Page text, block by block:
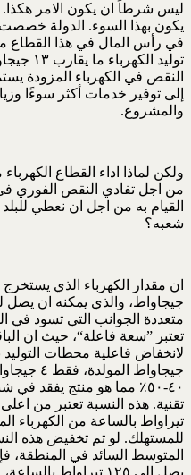
ليس شرطاً ان يكون الامر هكذا.
توليد
النقص في الكهرباء المزودة
إلى توفير خدمات أكثر سوءًا
والمشروع.
ولكن لماذا اداء القطاع
من اجل تفادي النقص الفوري في
القيام به من اجل ان نعطي
شعبه؟
جيجاواط، والذي يمكنه ان يصل
جيجاواط
٤٠-٥٠٪ مما هو منتج يفقد في
تيراواط بالساعة من الكهرباء
للمستهلك. لو تم تخفيض هذه
المتوسط السائد في المنطقة،